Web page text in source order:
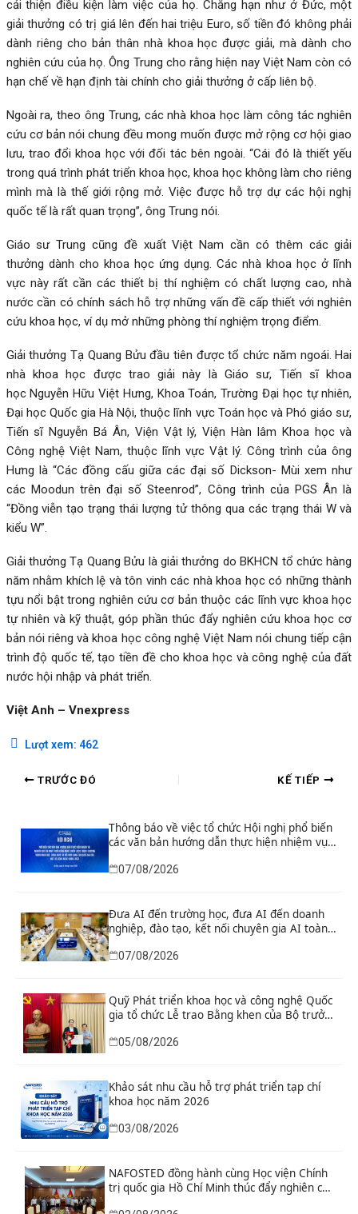
cải thiện điều kiện làm việc của họ. Chẳng hạn như ở Đức, một
giải thưởng có trị giá lên đến hai triệu Euro, số tiền đó không phải
dành riêng cho bản thân nhà khoa học được giải, mà dành cho
nghiên cứu của họ. Ông Trung cho rằng hiện nay Việt Nam còn có
hạn chế về hạn định tài chính cho giải thưởng ở cấp liên bộ.
Ngoài ra, theo ông Trung, các nhà khoa học làm công tác nghiên
cứu cơ bản nói chung đều mong muốn được mở rộng cơ hội giao
lưu, trao đổi khoa học với đối tác bên ngoài. “Cái đó là thiết yếu
trong quá trình phát triển khoa học, khoa học không làm cho riêng
mình mà là thế giới rộng mở. Việc được hỗ trợ dự các hội nghị
quốc tế là rất quan trọng”, ông Trung nói.
Giáo sư Trung cũng đề xuất Việt Nam cần có thêm các giải
thưởng dành cho khoa học ứng dụng. Các nhà khoa học ở lĩnh
vực này rất cần các thiết bị thí nghiệm có chất lượng cao, nhà
nước cần có chính sách hỗ trợ những vấn đề cấp thiết với nghiên
cứu khoa học, ví dụ mở những phòng thí nghiệm trọng điểm.
Giải thưởng Tạ Quang Bửu đầu tiên được tổ chức năm ngoái. Hai
nhà khoa học được trao giải này là Giáo sư, Tiến sĩ khoa
học Nguyễn Hữu Việt Hưng, Khoa Toán, Trường Đại học tự nhiên,
Đại học Quốc gia Hà Nội, thuộc lĩnh vực Toán học và Phó giáo sư,
Tiến sĩ Nguyễn Bá Ân, Viện Vật lý, Viện Hàn lâm Khoa học và
Công nghệ Việt Nam, thuộc lĩnh vực Vật lý. Công trình của ông
Hưng là “Các đồng cấu giữa các đại số Dickson- Mùi xem như
các Moodun trên đại số Steenrod”, Công trình của PGS Ân là
“Đồng viễn tạo trạng thái lượng tử thông qua các trạng thái W và
kiểu W”.
Giải thưởng Tạ Quang Bửu là giải thưởng do BKHCN tổ chức hàng
năm nhằm khích lệ và tôn vinh các nhà khoa học có những thành
tựu nổi bật trong nghiên cứu cơ bản thuộc các lĩnh vực khoa học
tự nhiên và kỹ thuật, góp phần thúc đẩy nghiên cứu khoa học cơ
bản nói riêng và khoa học công nghệ Việt Nam nói chung tiếp cận
trình độ quốc tế, tạo tiền đề cho khoa học và công nghệ của đất
nước hội nhập và phát triển.
Việt Anh – Vnexpress
Lượt xem: 462
TRƯỚC ĐÓ KẾ TIẾP
Thông báo về việc tổ chức Hội nghị phổ biến
các văn bản hướng dẫn thực hiện nhiệm vụ
nghiên cứu và phát triển công nghệ chiến
lược thuộc Chương trình khoa học, công
07/08/2026
Đưa AI đến trường học, đưa AI đến doanh
nghiệp, đào tạo, kết nối chuyên gia AI toàn
cầu
07/08/2026
Quỹ Phát triển khoa học và công nghệ Quốc
gia tổ chức Lễ trao Bằng khen của Bộ trưởng
nhân có thành tích xuất sắc
05/08/2026
Khảo sát nhu cầu hỗ trợ phát triển tạp chí
khoa học năm 2026
03/08/2026
NAFOSTED đồng hành cùng Học viện Chính
trị quốc gia Hồ Chí Minh thúc đẩy nghiên cứu